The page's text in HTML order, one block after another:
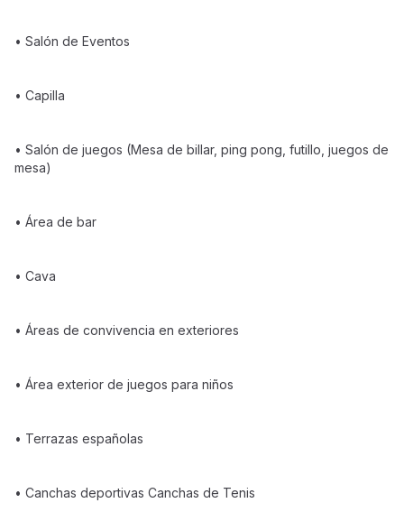
• Salón de Eventos
• Capilla
• Salón de juegos (Mesa de billar, ping pong, futillo, juegos de
mesa)
• Área de bar
• Cava
• Áreas de convivencia en exteriores
• Área exterior de juegos para niños
• Terrazas españolas
• Canchas deportivas Canchas de Tenis